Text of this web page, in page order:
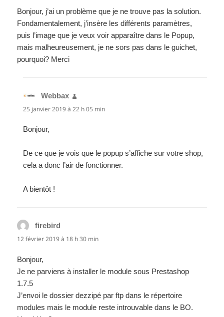
Bonjour, j’ai un problème que je ne trouve pas la solution.
Fondamentalement, j’insère les différents paramètres,
puis l’image que je veux voir apparaître dans le Popup,
mais malheureusement, je ne sors pas dans le guichet,
pourquoi? Merci
Webbax
25 janvier 2019 à 22 h 05 min
Bonjour,
De ce que je vois que le popup s’affiche sur votre shop,
cela a donc l’air de fonctionner.
A bientôt !
firebird
12 février 2019 à 18 h 30 min
Bonjour,
Je ne parviens à installer le module sous Prestashop
1.7.5
J’envoi le dossier dezzipé par ftp dans le répertoire
modules mais le module reste introuvable dans le BO.